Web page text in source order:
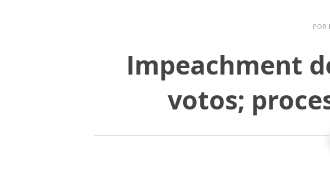
POR
Impeachment
votos;